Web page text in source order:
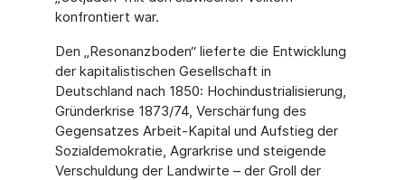
konfrontiert war.
Den „Resonanzboden“ lieferte die Entwicklung
der kapitalistischen Gesellschaft in
Deutschland nach 1850: Hochindustrialisierung,
Gründerkrise 1873/74, Verschärfung des
Gegensatzes Arbeit-Kapital und Aufstieg der
Sozialdemokratie, Agrarkrise und steigende
Verschuldung der Landwirte – der Groll der